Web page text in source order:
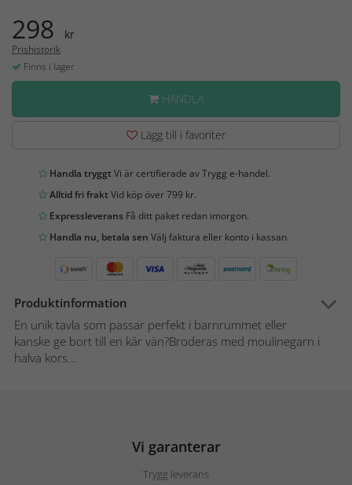
298 kr
Prishistorik
Finns i lager
HANDLA
Lägg till i favoriter
Handla tryggtVi är certifierade av Trygg e-handel.
Alltid fri fraktVid köp över 799 kr.
Expressleverans Få ditt paket redan imorgon.
Handla nu, betala sen Välj faktura eller konto i kassan.
Produktinformation
En unik tavla som passar perfekt i barnrummet eller
kanske ge bort till en kär vän?Broderas med moulinegarn i
halva kors...
Vi garanterar
Trygg leverans